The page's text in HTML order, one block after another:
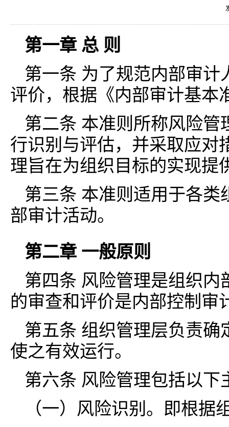
第一章 总 则
第一条 为了规范内部审
评价，根据《内部审计基本
第二条 本准则所称风险
行识别与评估，并采取应对
理旨在为组织目标的实现提
第三条 本准则适用于各
部审计活动。
第二章 一般原则
第四条 风险管理是组织
的审查和评价是内部控制审
第五条 组织管理层负责
使之有效运行。
第六条 风险管理包括以下
（一）风险识别。即根